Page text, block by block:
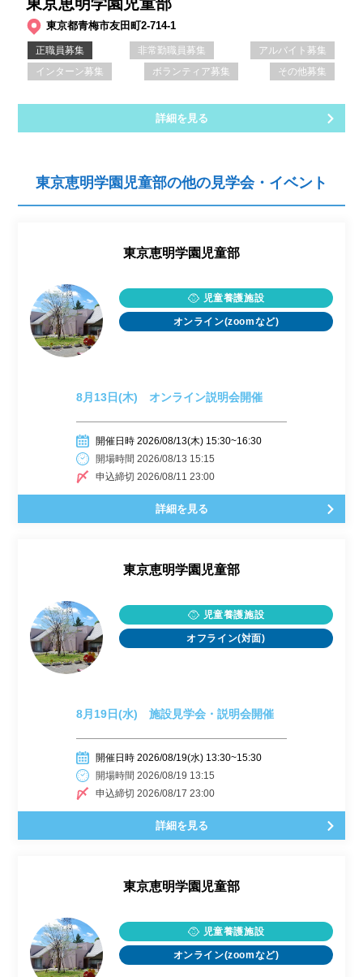
東京都青梅市友田町2-714-1
正職員募集 非常勤職員募集
アルバイト募集
インターン募集
ボランティア募集 その他募集
詳細を見る
東京恵明学園児童部の他の見学会・イベント
東京恵明学園児童部
児童養護施設
オンライン(zoomなど)
8月13日(木) オンライン説明会開催
開催日時 2026/08/13(木) 15:30~16:30
開場時間 2026/08/13 15:15
申込締切 2026/08/11 23:00
詳細を見る
東京恵明学園児童部
児童養護施設
オフライン(対面)
8月19日(水) 施設見学会・説明会開催
開催日時 2026/08/19(水) 13:30~15:30
開場時間 2026/08/19 13:15
申込締切 2026/08/17 23:00
詳細を見る
東京恵明学園児童部
児童養護施設
オンライン(zoomなど)